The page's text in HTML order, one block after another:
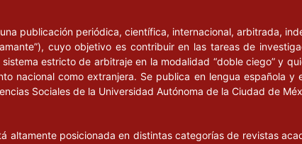
publicación periódica, científica, internacional, arbitrada,
cuyo objetivo es contribuir en las tareas de
estricto de arbitraje en la modalidad “doble ciego” y
nacional como extranjera. Se publica en lengua española
Sociales de la Universidad Autónoma de la Ciudad de
altamente posicionada en distintas categorías de revistas